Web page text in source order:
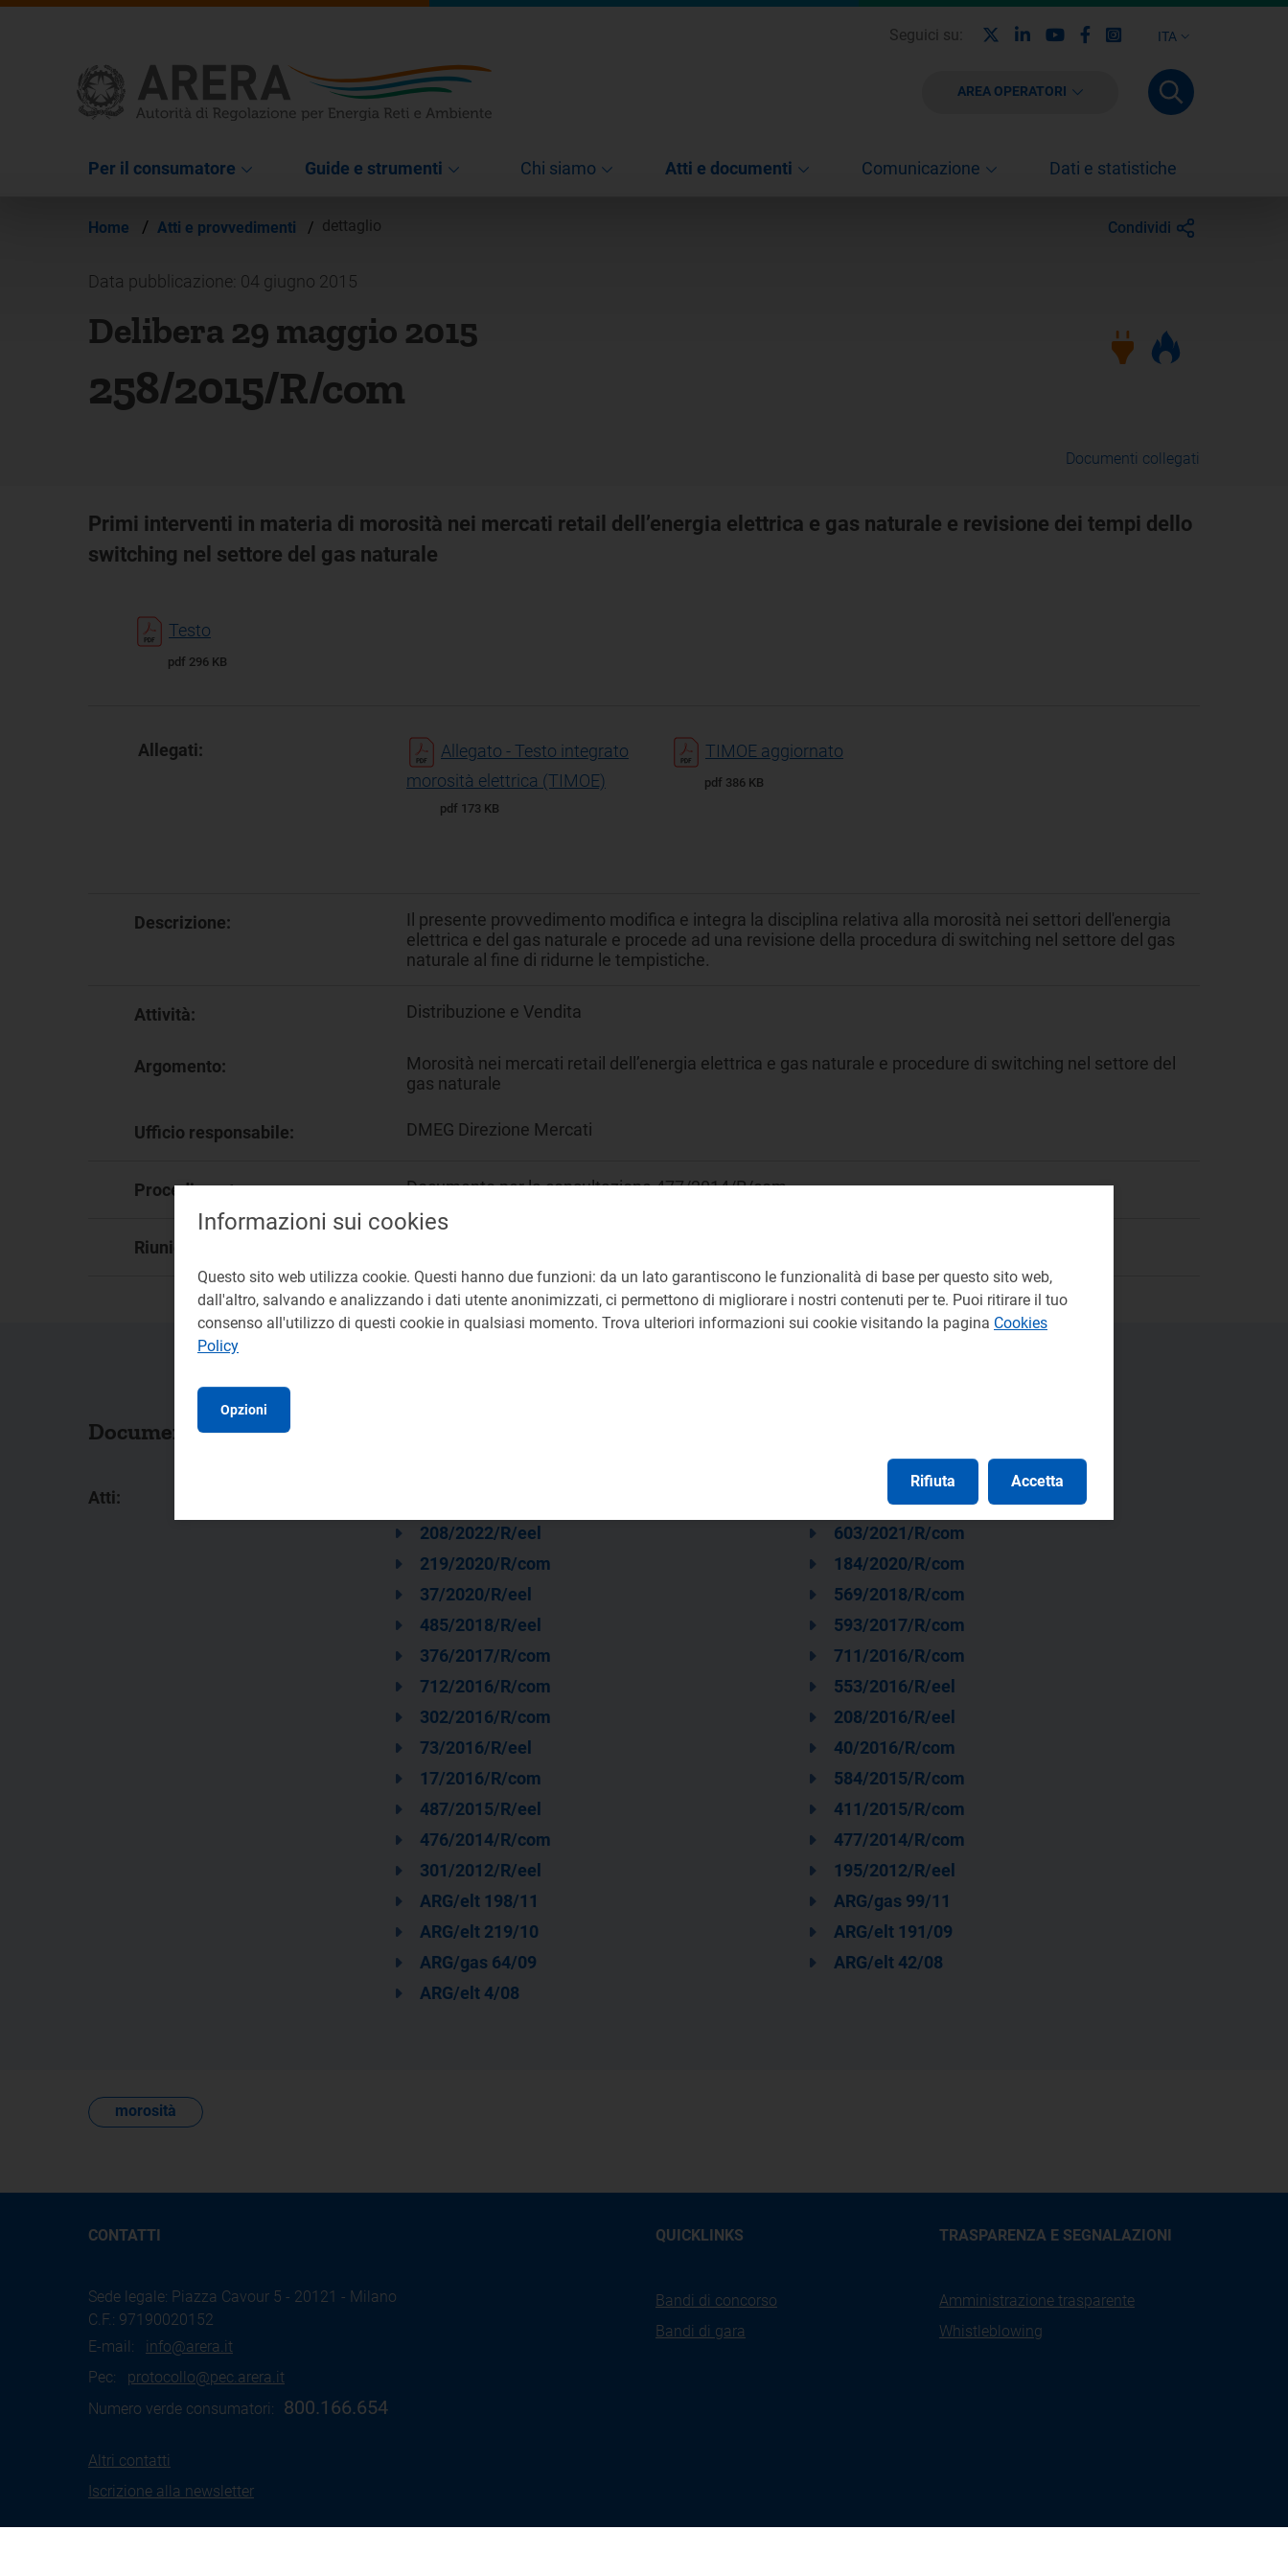
ITA
Seguici su: LinkedinYoutubeFacebook
Instagram
AREA OPERATORI
Per il consumatore Guide e strumenti Chi siamo Atti e documenti Comunicazione Dati e statistiche
Home / Atti e provvedimenti / dettaglio Condividi
Data pubblicazione: 04 giugno 2015
Delibera 29 maggio 2015
258/2015/R/com
Documenti collegati
Primi interventi in materia di morosità nei mercati retail dell’energia elettrica e gas naturale e revisione dei tempi dello
switching nel settore del gas naturale
Testo
pdf 296 KB
Allegati:
Allegato - Testo integrato
morosità elettrica (TIMOE)
pdf 173 KB
TIMOE aggiornato
pdf 386 KB
Descrizione:
Il presente provvedimento modifica e integra la disciplina relativa alla morosità nei settori dell'energia
elettrica e del gas naturale e procede ad una revisione della procedura di switching nel settore del gas
naturale al fine di ridurne le tempistiche.
Attività: Distribuzione e Vendita
Argomento:
Morosità nei mercati retail dell’energia elettrica e gas naturale e procedure di switching nel settore del
gas naturale
Ufficio responsabile: DMEG Direzione Mercati
Procedimento: Documento per la consultazione 477/2014/R/com
Riunione:
Documenti collegati
Atti:
638/2022/R/eel
208/2022/R/eel
603/2021/R/com
219/2020/R/com
184/2020/R/com
37/2020/R/eel
569/2018/R/com
485/2018/R/eel
593/2017/R/com
376/2017/R/com
711/2016/R/com
712/2016/R/com
553/2016/R/eel
302/2016/R/com
208/2016/R/eel
73/2016/R/eel
40/2016/R/com
17/2016/R/com
584/2015/R/com
487/2015/R/eel
411/2015/R/com
476/2014/R/com
477/2014/R/com
301/2012/R/eel
195/2012/R/eel
ARG/elt 198/11
ARG/gas 99/11
ARG/elt 219/10
ARG/elt 191/09
ARG/gas 64/09
ARG/elt 42/08
ARG/elt 4/08
morosità
CONTATTI
Sede legale: Piazza Cavour 5 - 20121 - Milano
C.F.: 97190020152
E-mail: info@arera.it
Pec: protocollo@pec.arera.it
Numero verde consumatori:
800.166.654
Altri contatti
Iscrizione alla newsletter
QUICKLINKS
Bandi di concorso
Bandi di gara
TRASPARENZA E SEGNALAZIONI
Amministrazione trasparente
Whistleblowing
Informazioni sui cookies
Questo sito web utilizza cookie. Questi hanno due funzioni: da un lato garantiscono le funzionalità di base per questo sito web,
dall'altro, salvando e analizzando i dati utente anonimizzati, ci permettono di migliorare i nostri contenuti per te. Puoi ritirare il tuo
consenso all'utilizzo di questi cookie in qualsiasi momento. Trova ulteriori informazioni sui cookie visitando la pagina Cookies
Policy
Opzioni
Rifiuta Accetta